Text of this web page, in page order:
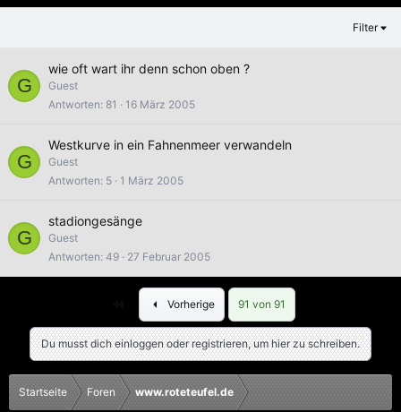
Filter
G
wie oft wart ihr denn schon oben ?
Guest
Antworten 81 16 März 2005
G
Westkurve in ein Fahnenmeer verwandeln
Guest
Antworten 5 1 März 2005
G
stadiongesänge
Guest
Antworten 49 27 Februar 2005
Vorherige 91 von 91
Du musst dich einloggen oder registrieren, um hier zu schreiben.
Startseite Foren www.roteteufel.de